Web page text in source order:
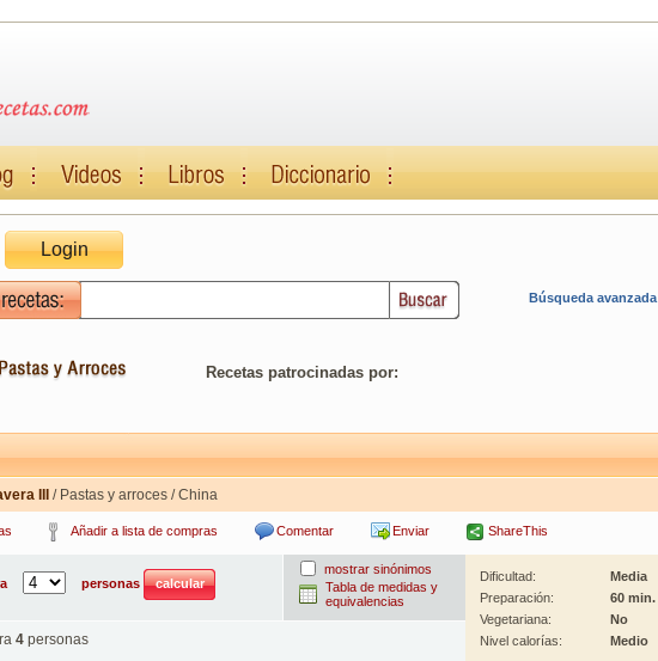
Login
Búsqueda avanzada
Recetas patrocinadas por:
III / Pastas y arroces / China
Añadir a lista de compras Comentar Enviar ShareThis
personas
mostrar sinónimos
Tabla de medidas y
equivalencias
4 personas
Dificultad:
Media
Preparación:
60 min.
Vegetariana:
No
Nivel calorías:
Medio